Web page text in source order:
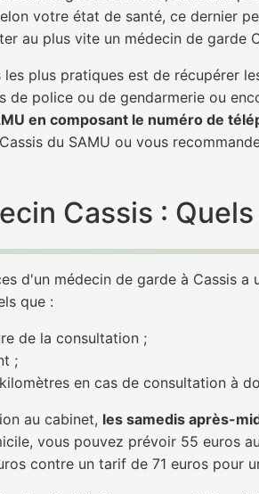
votre état de santé, ce dernier
au plus vite un médecin de garde
les plus pratiques est de récupérer
de police ou de gendarmerie ou
en composant le numéro de
du SAMU ou vous
Cassis :
d'un médecin de garde à Cassis
que :
de la consultation ;
;
en cas de consultation à
au cabinet, les samedis après-
vous pouvez prévoir 55 euros
contre un tarif de 71 euros pour